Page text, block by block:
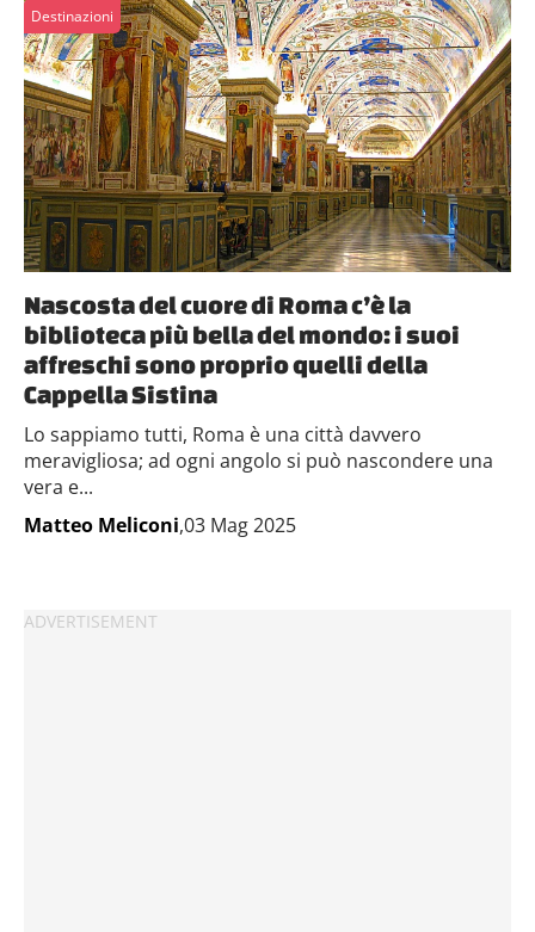
Destinazioni
Nascosta del cuore di Roma c’è la
biblioteca più bella del mondo: i suoi
affreschi sono proprio quelli della
Cappella Sistina
Lo sappiamo tutti, Roma è una città davvero
meravigliosa; ad ogni angolo si può nascondere una
vera e...
Matteo Meliconi,03 Mag 2025